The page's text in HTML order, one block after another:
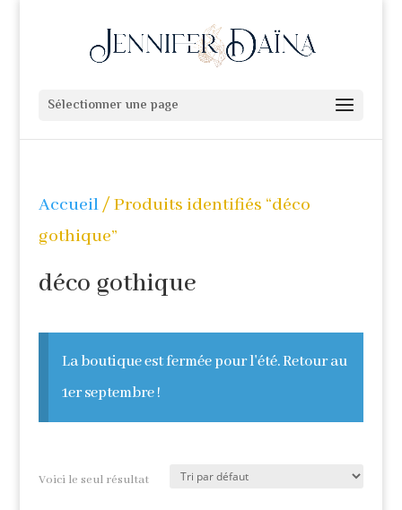
Sélectionner une page
Accueil/ Produits identifiés “déco
gothique”
déco gothique
La boutique est fermée pour l'été. Retour au
1er septembre !
Voici le seul résultat